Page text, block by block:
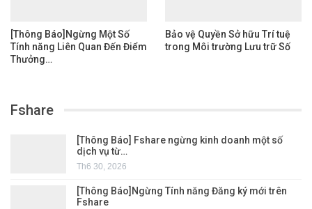
[Thông Báo]Ngừng Một Số
Tính năng Liên Quan Đến Điểm
Thưởng…
Bảo vệ Quyền Sở hữu Trí tuệ
trong Môi trường Lưu trữ Số
Fshare
[Thông Báo] Fshare ngừng kinh doanh một số
dịch vụ từ…
Th6 30, 2026
[Thông Báo]Ngừng Tính năng Đăng ký mới trên
Fshare